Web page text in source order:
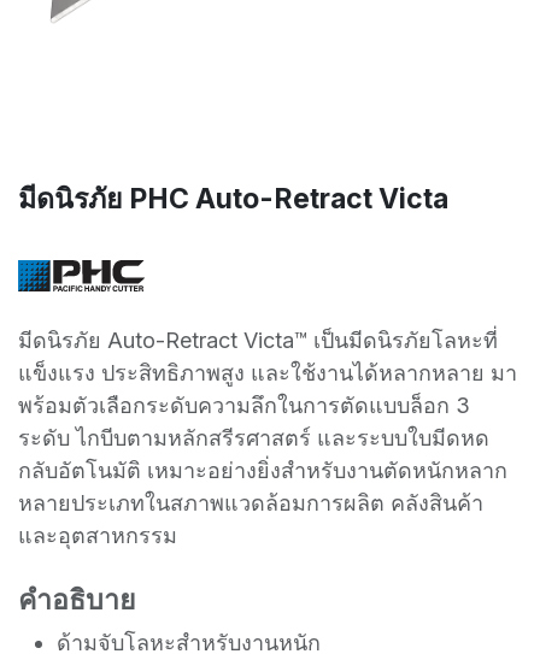
มีดนิรภัย PHC Auto-Retract Victa
มีดนิรภัย Auto-Retract Victa™ เป็นมีดนิรภัยโลหะที่
แข็งแรง ประสิทธิภาพสูง และใช้งานได้หลากหลาย มา
พร้อมตัวเลือกระดับความลึกในการตัดแบบล็อก 3
ระดับ ไกบีบตามหลักสรีรศาสตร์ และระบบใบมีดหด
กลับอัตโนมัติ เหมาะอย่างยิ่งสำหรับงานตัดหนักหลาก
หลายประเภทในสภาพแวดล้อมการผลิต คลังสินค้า
และอุตสาหกรรม
คำอธิบาย
ด้ามจับโลหะสำหรับงานหนัก